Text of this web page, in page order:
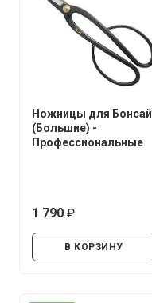
Ножницы для Бонсай
(Большие) -
Профессиональные
1 790
В КОРЗИНУ